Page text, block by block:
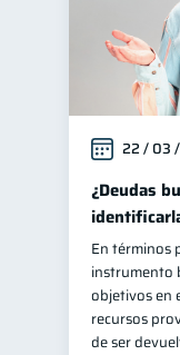
22 / 03
¿Deudas
En términos
instrumento
objetivos en
recursos
de ser